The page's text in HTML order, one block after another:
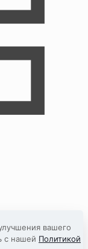
вашего
с нашей Политикой